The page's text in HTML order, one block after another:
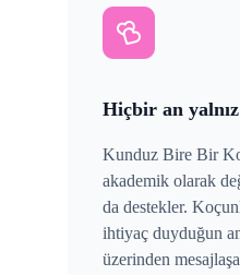
Hiçbir an
Kunduz Bire Bir
akademik olarak
da destekler.
ihtiyaç duyduğun
üzerinden